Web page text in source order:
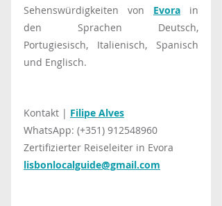
Sehenswürdigkeiten von Evora in
den Sprachen Deutsch,
Portugiesisch, Italienisch, Spanisch
und Englisch.
Kontakt | Filipe Alves
WhatsApp: (+351) 912548960
Zertifizierter Reiseleiter in Evora
lisbonlocalguide@gmail.com